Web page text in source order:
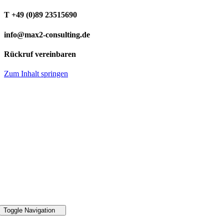
T +49 (0)89 23515690
info@max2-consulting.de
Rückruf vereinbaren
Zum Inhalt springen
Toggle Navigation